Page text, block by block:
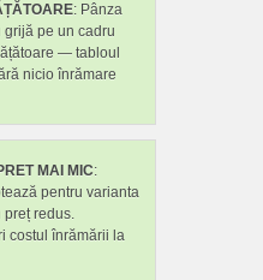
: Pânza
pe un cadru
— tabloul
nicio înrămare
MAI MIC:
pentru varianta
preț redus.
costul înrămării la